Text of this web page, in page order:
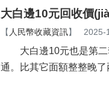
大白邊10元回收價
【 人民幣收藏資訊】 2025-
大白邊10元也是第二
通。比其它面額整整晚了